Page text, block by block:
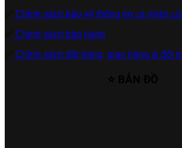
Chính sách bảo vệ thông tin cá nhân
Chính sách bảo hành
Chính sách đặt hàng, giao hàng & đổi